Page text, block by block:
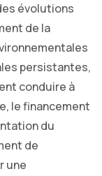
évolutions
de la
persistantes,
conduire à
le financement
du
de
une